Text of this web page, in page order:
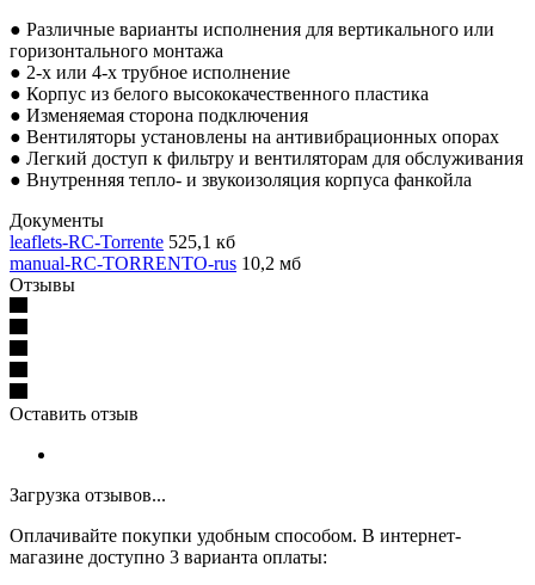
● Различные варианты исполнения для вертикального или
горизонтального монтажа
● 2-х или 4-х трубное исполнение
● Корпус из белого высококачественного пластика
● Изменяемая сторона подключения
● Вентиляторы установлены на антивибрационных опорах
● Легкий доступ к фильтру и вентиляторам для обслуживания
● Внутренняя тепло- и звукоизоляция корпуса фанкойла
Документы
leaflets-RC-Torrente 525,1 кб
manual-RC-TORRENTO-rus 10,2 мб
Отзывы
Оставить отзыв
Загрузка отзывов...
Оплачивайте покупки удобным способом. В интернет-
магазине доступно 3 варианта оплаты: